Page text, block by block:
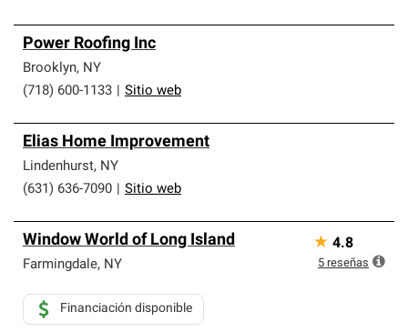
Power Roofing Inc
Brooklyn, NY
(718) 600-1133
Sitio web
Elias Home Improvement
Lindenhurst, NY
(631) 636-7090
Sitio web
Window World of Long Island
Farmingdale, NY
Financiación disponible
★ 4.8
5 reseñas